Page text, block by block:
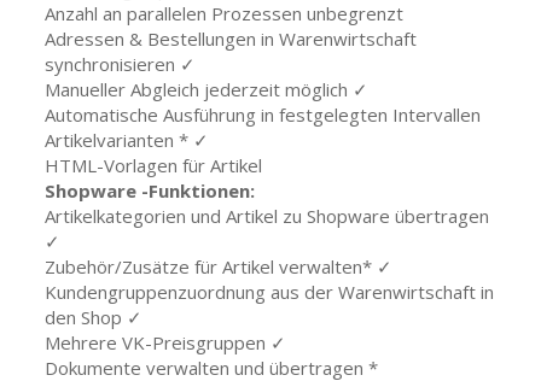
Anzahl an parallelen Prozessen unbegrenzt
Adressen & Bestellungen in Warenwirtschaft
synchronisieren ✓
Manueller Abgleich jederzeit möglich ✓
Automatische Ausführung in festgelegten Intervallen
Artikelvarianten * ✓
HTML-Vorlagen für Artikel
Shopware -Funktionen:
Artikelkategorien und Artikel zu Shopware übertragen
✓
Zubehör/Zusätze für Artikel verwalten* ✓
Kundengruppenzuordnung aus der Warenwirtschaft in
den Shop ✓
Mehrere VK-Preisgruppen ✓
Dokumente verwalten und übertragen *